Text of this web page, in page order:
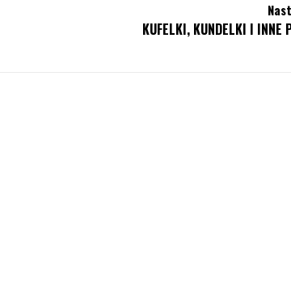
KUFELKI, KUNDELKI I INNE